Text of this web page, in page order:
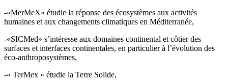
-«MerMeX» étudie la réponse des écosystèmes aux activités
humaines et aux changements climatiques en Méditerranée,
-«SICMed» s’intéresse aux domaines continental et côtier des
surfaces et interfaces continentales, en particulier à l’évolution des
éco-anthroposystèmes,
-« TerMex » étudie la Terre Solide,